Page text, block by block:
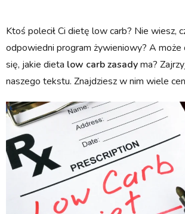
Ktoś polecił Ci dietę low carb? Nie wiesz,
odpowiedni program żywieniowy? A może
się, jakie dieta low carb zasadyma?
naszego tekstu. Znajdziesz w nim wiele